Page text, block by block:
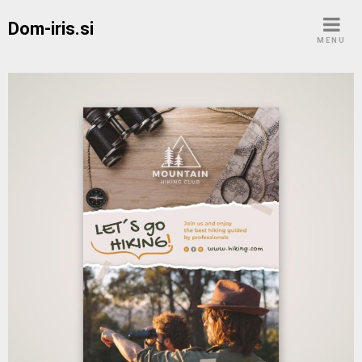
Dom-iris.si
MENU